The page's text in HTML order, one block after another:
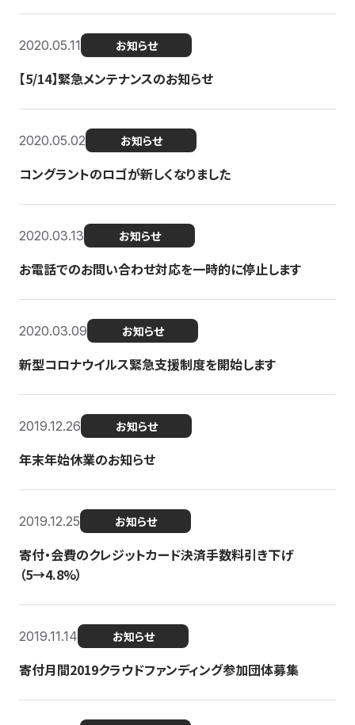
2020.05.11 お知らせ
【5/14】緊急メンテナンスのお知らせ
2020.05.02 お知らせ
コングラントのロゴが新しくなりました
2020.03.13 お知らせ
お電話でのお問い合わせ対応を一時的に停止します
2020.03.09 お知らせ
新型コロナウイルス緊急支援制度を開始します
2019.12.26 お知らせ
年末年始休業のお知らせ
2019.12.25 お知らせ
寄付・会費のクレジットカード決済手数料引き下げ
（5→4.8%）
2019.11.14 お知らせ
寄付月間2019クラウドファンディング参加団体募集